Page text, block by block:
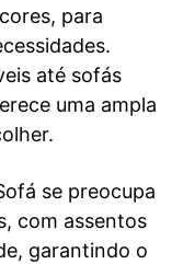
para
até sofás
uma ampla
se preocupa
com assentos
garantindo o